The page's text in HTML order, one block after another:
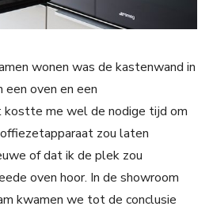
wonen was de kastenwand in
een oven en een
me wel de nodige tijd om
zou laten
of dat ik de plek zou
oven hoor. In de showroom
kwamen we tot de conclusie